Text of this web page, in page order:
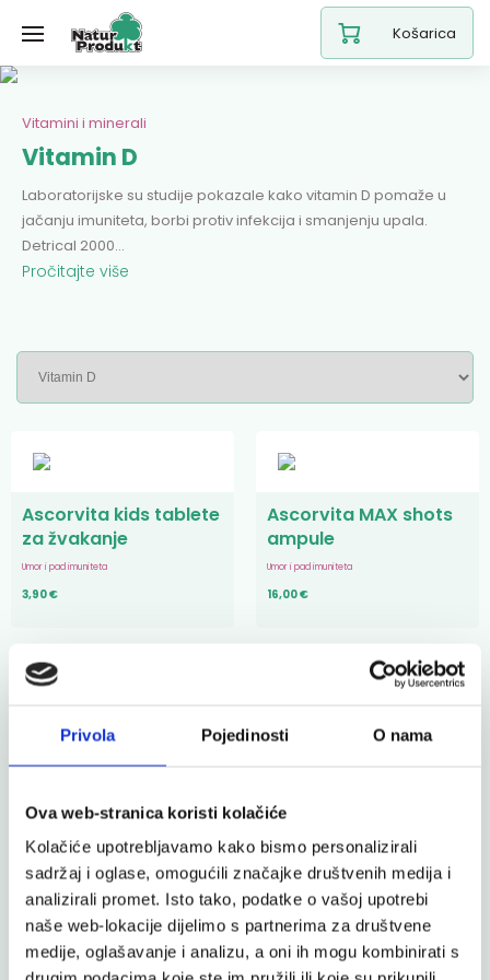
Privola Pojedinosti O nama
Ova web-stranica koristi kolačiće
Kolačiće upotrebljavamo kako bismo personalizirali
sadržaj i oglase, omogućili značajke društvenih medija i
analizirali promet. Isto tako, podatke o vašoj upotrebi
naše web-lokacije dijelimo s partnerima za društvene
medije, oglašavanje i analizu, a oni ih mogu kombinirati s
Košarica
Vitamini i minerali
Vitamin D
Laboratorijske su studije pokazale kako vitamin D pomaže u
jačanju imuniteta, borbi protiv infekcija i smanjenju upala.
Detrical 2000...
Pročitajte više
Ascorvita kids tablete
za žvakanje
Umor i pad imuniteta
3,90 €
Ascorvita MAX shots
ampule
Umor i pad imuniteta
16,00 €
Ascorvita MAX tablete
Ascorvita MAX